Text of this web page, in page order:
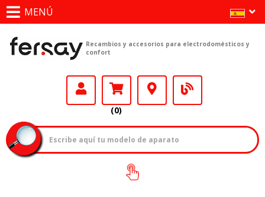
MENÚ
Recambios y accesorios para electrodomésticos y
confort
(0)
¿Cómo encontrar
tu modelo?